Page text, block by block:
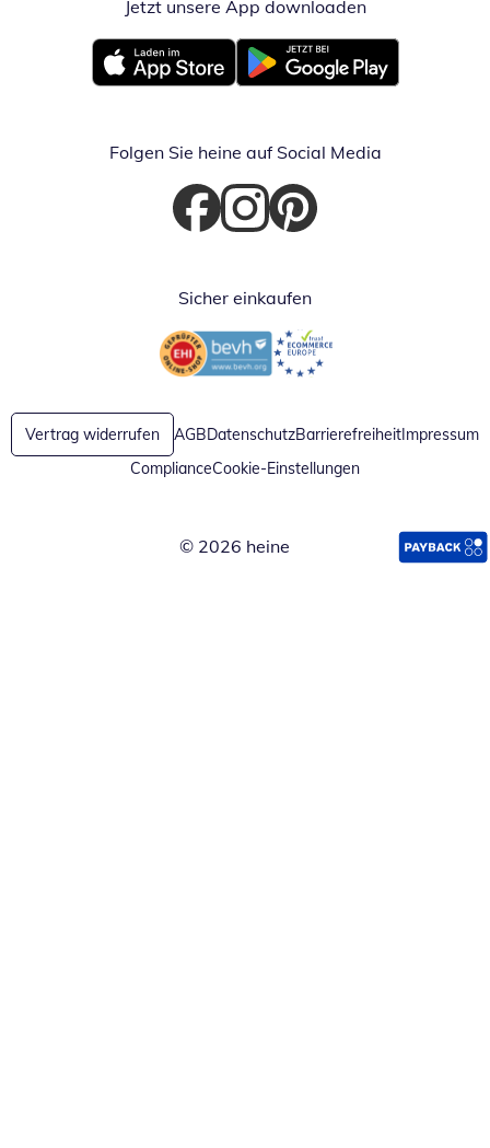
Jetzt unsere App downloadenÖffnet in
Öffnet in neuem FensterÖffnet in neuem Fenster
Folgen Sie heine auf Social Media
Öffnet in neuem Fenster
Öffnet in neuem Fenster
Öffnet in neuem Fenster
Sicher einkaufen
Öffnet in neuem FensterÖffnet in neuem Fenster
Vertrag widerrufen AGBDatenschutzBarrierefreiheitImpressum
ComplianceCookie-Einstellungen
© 2026 heine